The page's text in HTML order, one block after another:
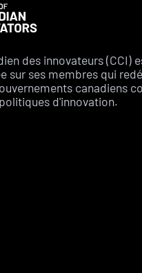
des innovateurs (CCI)
sur ses membres qui
canadiens
d'innovation.